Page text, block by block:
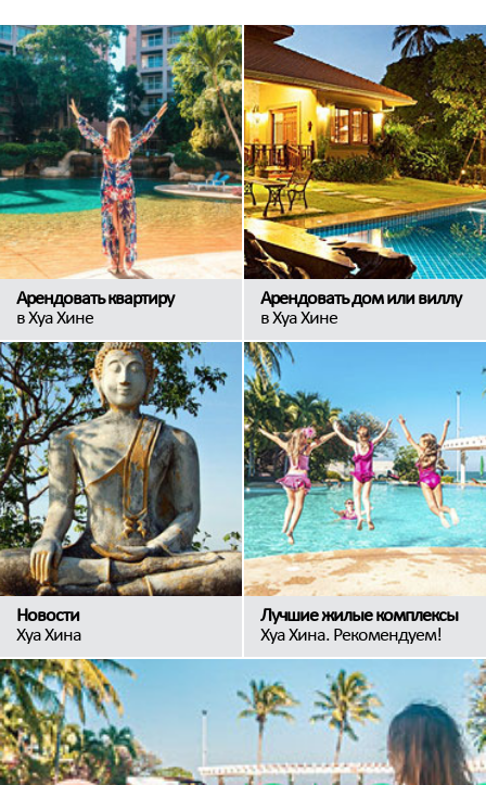
Арендовать квартиру
в Хуа Хине
Арендовать дом или виллу
в Хуа Хине
Новости
Хуа Хина
Лучшие жилые комплексы
Хуа Хина. Рекомендуем!